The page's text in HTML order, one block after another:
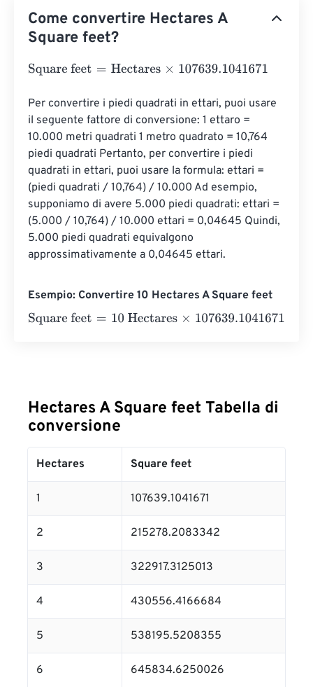
Come convertire Hectares A
Square feet?
Square feet= Hectares×107639.1041671
Per convertire i piedi quadrati in ettari, puoi usare
il seguente fattore di conversione: 1 ettaro =
10.000 metri quadrati 1 metro quadrato = 10,764
piedi quadrati Pertanto, per convertire i piedi
quadrati in ettari, puoi usare la formula: ettari =
(piedi quadrati / 10,764) / 10.000 Ad esempio,
supponiamo di avere 5.000 piedi quadrati: ettari =
(5.000 / 10,764) / 10.000 ettari = 0,04645 Quindi,
5.000 piedi quadrati equivalgono
approssimativamente a 0,04645 ettari.
Esempio: Convertire 10 Hectares A Square feet
Square feet= 10 Hectares×107639.1041671=
Hectares A Square feet Tabella di
conversione
Hectares Square feet
1 107639.1041671
2 215278.2083342
3 322917.3125013
4 430556.4166684
5 538195.5208355
6 645834.6250026